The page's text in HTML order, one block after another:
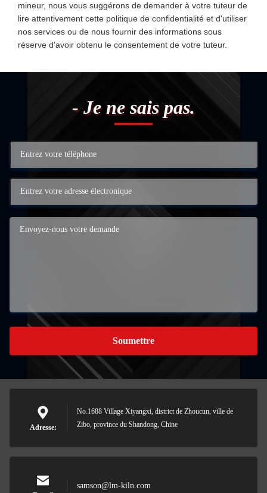
mineur, nous vous suggérons de demander à votre tuteur de
lire attentivement cette politique de confidentialité et d'utiliser
nos services ou de nous fournir des informations sous
réserve d'avoir obtenu le consentement de votre tuteur.
- Je ne sais pas.
Soumettre
Adresse:
No.1688 Village Xiyangxi, district de Zhoucun, ville de
Zibo, province du Shandong, Chine
samson@lm-kiln.com